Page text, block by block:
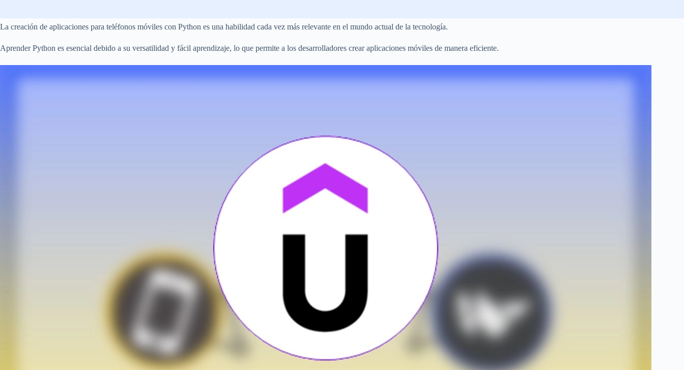
La creación de aplicaciones para teléfonos móviles con Python es una habilidad cada vez más relevante en el mundo actual de la tecnología.
Aprender Python es esencial debido a su versatilidad y fácil aprendizaje, lo que permite a los desarrolladores crear aplicaciones móviles de manera eficiente.